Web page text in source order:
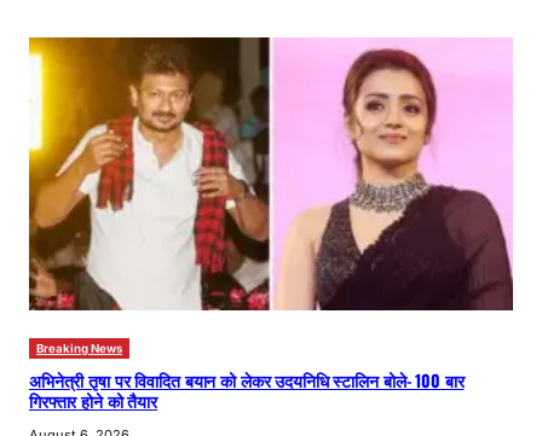
Breaking News
अभिनेत्री तृषा पर विवादित बयान को लेकर उदयनिधि स्टालिन बोले- 100 बार
गिरफ्तार होने को तैयार